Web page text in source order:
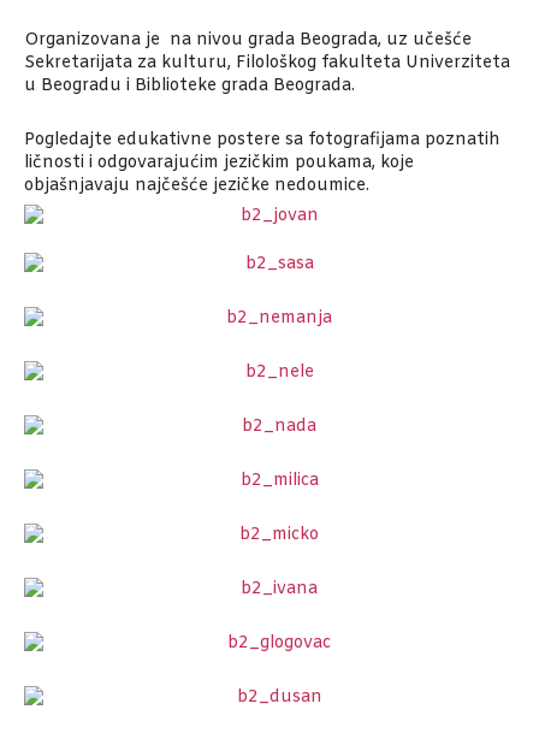
Organizovana je na nivou grada Beograda, uz učešće
Sekretarijata za kulturu, Filološkog fakulteta Univerziteta
u Beogradu i Biblioteke grada Beograda.
Pogledajte edukativne postere sa fotografijama poznatih
ličnosti i odgovarajućim jezičkim poukama, koje
objašnjavaju najčešće jezičke nedoumice.